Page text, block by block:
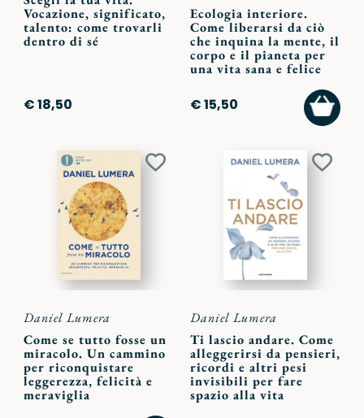
Vocazione, significato,
talento: come trovarli
dentro di sé
€ 18,50
Ecologia interiore.
Come liberarsi da ciò
che inquina la mente, il
corpo e il pianeta per
una vita sana e felice
€ 15,50
AL
Aggiungi
Daniel Lumera
Come se tutto fosse un
miracolo. Un cammino
per riconquistare
leggerezza, felicità e
meraviglia
Daniel Lumera
Ti lascio andare. Come
alleggerirsi da pensieri,
ricordi e altri pesi
invisibili per fare
spazio alla vita